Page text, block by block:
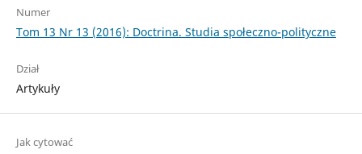
Numer
Tom 13 Nr 13 (2016): Doctrina. Studia społeczno-polityczne
Dział
Artykuły
Jak cytować